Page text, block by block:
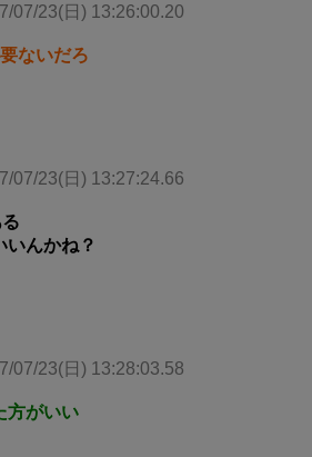
07/23(日) 13:26:00.20
ないだろ
07/23(日) 13:27:24.66
いんかね？
07/23(日) 13:28:03.58
方がいい